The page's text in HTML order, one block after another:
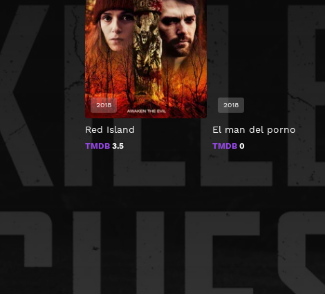
Red Island
TMDB 3.5
2018
El man del porno
TMDB 0
2018